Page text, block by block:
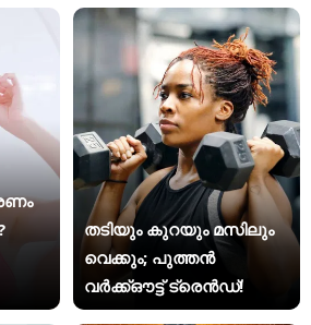
തടിയും കുറയും മസിലും
വെക്കും; പുത്തൻ
വർക്ക്ഔട്ട് ട്രെൻഡ്!